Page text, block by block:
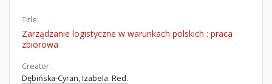
Title:
Zarządzanie logistyczne w warunkach polskich : praca
zbiorowa
Creator:
Dębińska-Cyran, Izabela. Red.